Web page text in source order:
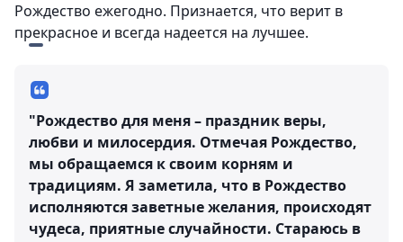
Рождество ежегодно. Признается, что верит в
прекрасное и всегда надеется на лучшее.
"Рождество для меня – праздник веры,
любви и милосердия. Отмечая Рождество,
мы обращаемся к своим корням и
традициям. Я заметила, что в Рождество
исполняются заветные желания, происходят
чудеса, приятные случайности. Стараюсь в